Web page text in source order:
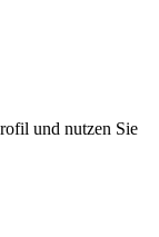
und nutzen Sie